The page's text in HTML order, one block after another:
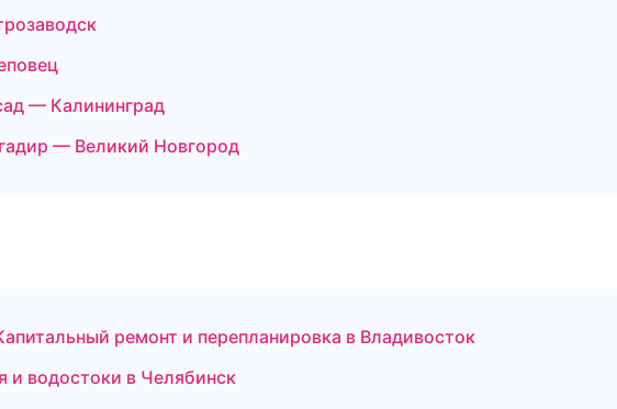
— Калининград
— Великий Новгород
ремонт и перепланировка в Владивосток
водостоки в Челябинск